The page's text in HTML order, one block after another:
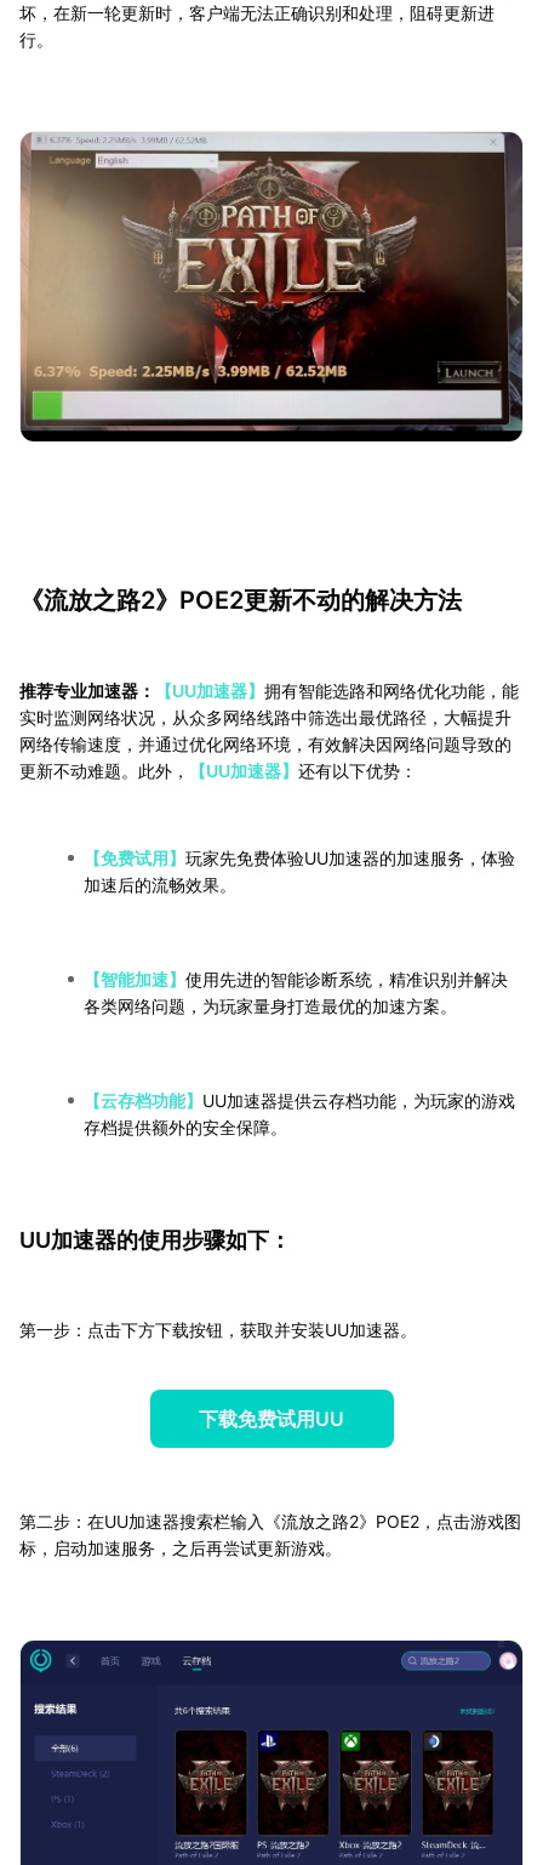
坏，在新一轮更新时，客户端无法正确识别和处理，阻碍更新进
行。
《流放之路2》POE2更新不动的解决方法
推荐专业加速器： 【UU加速器】 拥有智能选路和网络优化功能，能
实时监测网络状况，从众多网络线路中筛选出最优路径，大幅提升
网络传输速度，并通过优化网络环境，有效解决因网络问题导致的
更新不动难题。此外，
【UU加速器】 还有以下优势：
【免费试用】 玩家先免费体验UU加速器的加速服务，体验
加速后的流畅效果。
【智能加速】 使用先进的智能诊断系统，精准识别并解决
各类网络问题，为玩家量身打造最优的加速方案。
【云存档功能】 UU加速器提供云存档功能，为玩家的游戏
存档提供额外的安全保障。
UU加速器的使用步骤如下：
第一步：点击下方下载按钮，获取并安装UU加速器。
下载免费试用UU
第二步：在UU加速器搜索栏输入《流放之路2》POE2，点击游戏图
标，启动加速服务，之后再尝试更新游戏。